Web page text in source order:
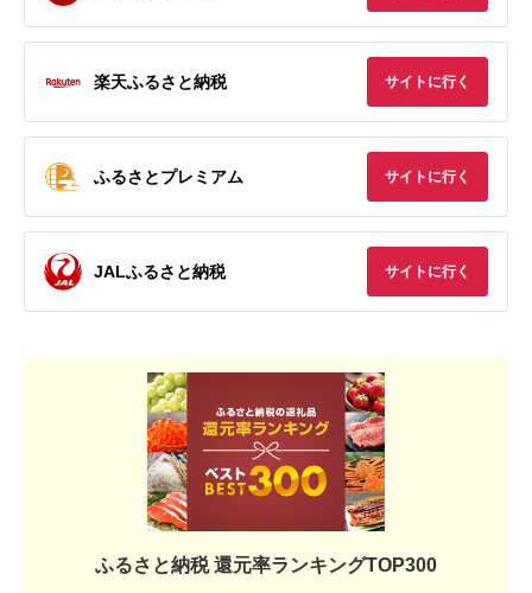
楽天ふるさと納税 サイトに行く
ふるさとプレミアム サイトに行く
JALふるさと納税 サイトに行く
ふるさと納税 還元率ランキングTOP300